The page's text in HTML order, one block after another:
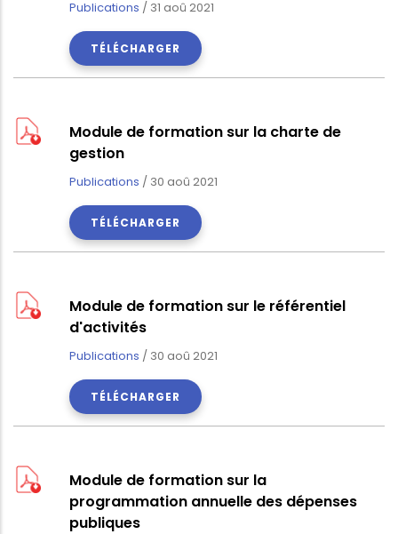
Publications / 31 aoû 2021
TÉLÉCHARGER
Module de formation sur la charte de
gestion
Publications / 30 aoû 2021
TÉLÉCHARGER
Module de formation sur le référentiel
d'activités
Publications / 30 aoû 2021
TÉLÉCHARGER
Module de formation sur la
programmation annuelle des dépenses
publiques